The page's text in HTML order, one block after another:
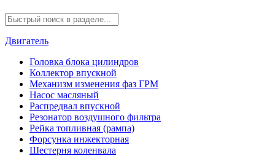
Двигатель
Головка блока цилиндров
Коллектор впускной
Механизм изменения фаз ГРМ
Насос масляный
Распредвал впускной
Резонатор воздушного фильтра
Рейка топливная (рампа)
Форсунка инжекторная
Шестерня коленвала